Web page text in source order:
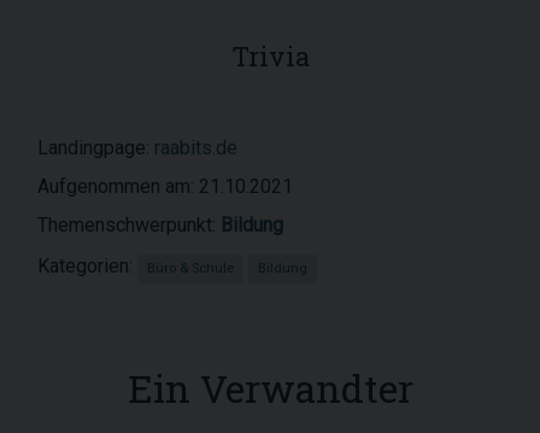
Trivia
Landingpage: raabits.de
Aufgenommen am: 21.10.2021
Themenschwerpunkt: Bildung
Kategorien:
Büro & Schule Bildung
Ein Verwandter